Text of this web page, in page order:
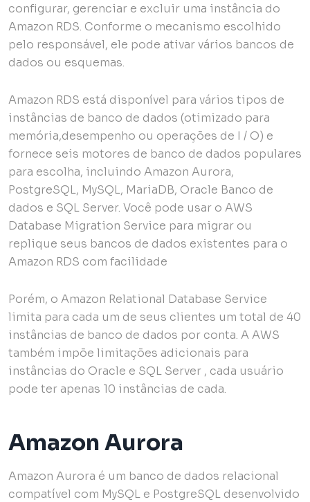
configurar, gerenciar e excluir uma instância do
Amazon RDS. Conforme o mecanismo escolhido
pelo responsável, ele pode ativar vários bancos de
dados ou esquemas.
Amazon RDS está disponível para vários tipos de
instâncias de banco de dados (otimizado para
memória,desempenho ou operações de I / O) e
fornece seis motores de banco de dados populares
para escolha, incluindo Amazon Aurora,
PostgreSQL, MySQL, MariaDB, Oracle Banco de
dados e SQL Server. Você pode usar o AWS
Database Migration Service para migrar ou
replique seus bancos de dados existentes para o
Amazon RDS com facilidade
Porém, o Amazon Relational Database Service
limita para cada um de seus clientes um total de 40
instâncias de banco de dados por conta. A AWS
também impõe limitações adicionais para
instâncias do Oracle e SQL Server , cada usuário
pode ter apenas 10 instâncias de cada.
Amazon Aurora
Amazon Aurora é um banco de dados relacional
compatível com MySQL e PostgreSQL desenvolvido